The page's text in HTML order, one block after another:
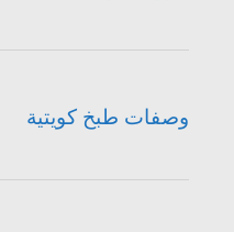
وصفات طبخ كويتية